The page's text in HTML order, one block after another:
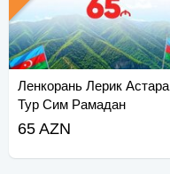
Ленкорань Лерик Астара
Тур Сим Рамадан
65 AZN